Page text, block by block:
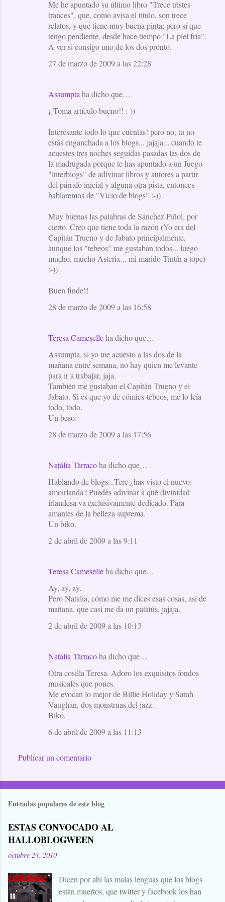
Me he apuntado su último libro "Trece tristes
trances", que, como avisa el título, son trece
relatos, y que tiene muy buena pinta; pero sí que
tengo pendiente, desde hace tiempo "La piel fría".
A ver si consigo uno de los dos pronto.
27 de marzo de 2009 a las 22:28
Assumpta ha dicho que…
¡¡Toma artículo bueno!! :-))
Interesante todo lo que cuentas! pero no, tu no
estás enganchada a los blogs... jajaja... cuando te
acuestes tres noches seguidas pasadas las dos de
la madrugada porque te has apuntado a un Juego
"interblogs" de adivinar libros y autores a partir
del párrafo inicial y alguna otra pista, entonces
hablaremos de "Vicio de blogs" :-))
Muy buenas las palabras de Sánchez Piñol, por
cierto. Creo que tiene toda la razón (Yo era del
Capitán Trueno y de Jabato principalmente,
aunque los "tebeos" me gustaban todos... luego
mucho, mucho Asterix... mi marido Tintín a tope)
:-))
Buen finde!!
28 de marzo de 2009 a las 16:58
Teresa Cameselleha dicho que…
Assumpta, si yo me acuesto a las dos de la
mañana entre semana, no hay quien me levante
para ir a trabajar, jaja.
También me gustaban el Capitán Trueno y el
Jabato. Si es que yo de cómics-tebeos, me lo leía
todo, todo.
Un beso.
28 de marzo de 2009 a las 17:56
Natàlia Tàrracoha dicho que…
Hablando de blogs...Tere ¿has visto el nuevo:
amoirlanda? Puedes adivinar a qué divinidad
irlandesa va exclusivamente dedicado. Para
amantes de la belleza suprema.
Un biko.
2 de abril de 2009 a las 9:11
Teresa Cameselleha dicho que…
Ay, ay, ay.
Pero Natalia, cómo me me dices esas cosas, así de
mañana, que casi me da un patatús, jajaja.
2 de abril de 2009 a las 10:13
Natàlia Tàrracoha dicho que…
Otra cosilla Teresa. Adoro los exquisitos fondos
musicales que pones.
Me evocan lo mejor de Billie Holiday y Sarah
Vaughan, dos monstruas del jazz.
Biko.
6 de abril de 2009 a las 11:13
Publicar un comentario
Entradas populares de este blog
ESTAS CONVOCADO AL
HALLOBLOGWEEN
octubre 24, 2010
Dicen por ahí las malas lenguas que los blogs
están muertos, que twitter y facebook los han